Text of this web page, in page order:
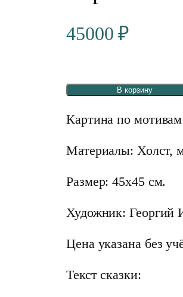
45000₽
В корзину
Картина по
Материалы: Холст,
Размер: 45х45 см.
Художник: Георгий
Цена указана без
Текст сказки: